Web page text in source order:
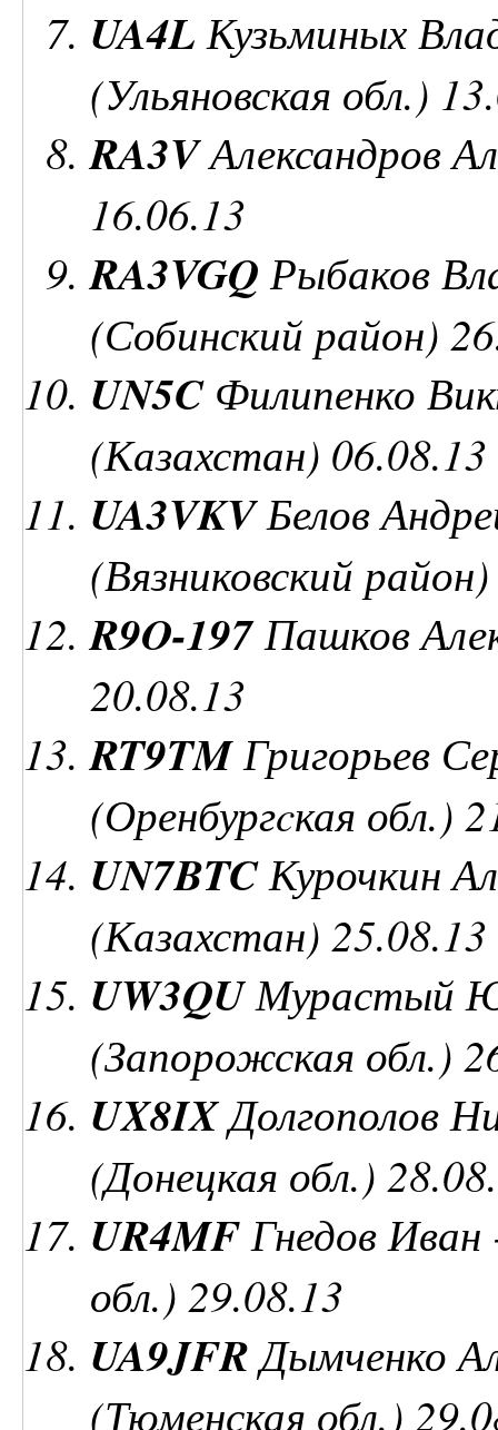
UA4LКузьминых
(Ульяновская обл.)
RA3VАлександров
16.06.13
RA3VGQРыбаков
(Собинский район)
UN5C Филипенко
(Казахстан) 06.08.13
UA3VKVБелов
(Вязниковский
R9O-197Пашков
20.08.13
RT9TMГригорьев
(Оренбургcкая обл.)
UN7BTCКурочкин
(Казахстан) 25.08.13
UW3QUМурастый
(Запорожская обл.)
UX8IXДолгополов
(Донецкая обл.)
UR4MFГнедов Иван
обл.) 29.08.13
UA9JFRДымченко
(Тюменская обл.)